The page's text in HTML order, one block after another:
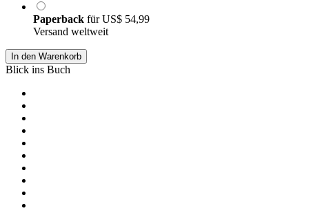
Paperback fürUS$ 54,99
Versand weltweit
In den Warenkorb
Blick ins Buch